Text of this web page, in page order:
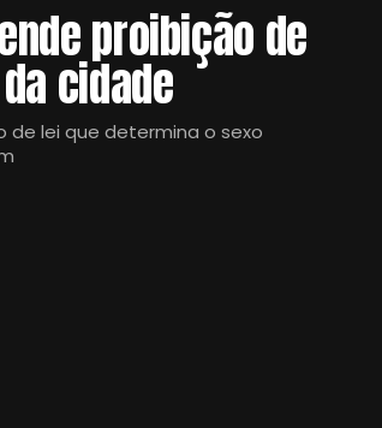
proibição de
cidade
de lei que determina o sexo